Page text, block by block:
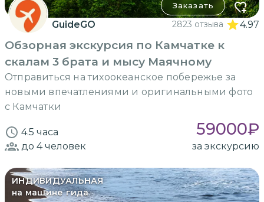
Заказать
GuideGO 2823 отзыва 4.97
Обзорная экскурсия по Камчатке к
скалам 3 брата и мысу Маячному
Отправиться на тихоокеанское побережье за
новыми впечатлениями и оригинальными фото
с Камчатки
4.5 часа 59000₽
до 4человек за экскурсию
ИНДИВИДУАЛЬНАЯ
на машине гида